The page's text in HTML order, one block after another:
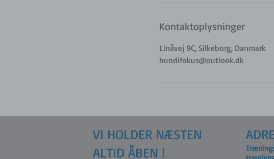
Kontaktoplysninger
Linåvej 9C, Silkeborg, Danmark
hundifokus@outlook.dk
VI HOLDER NÆSTEN
ALTID ÅBEN !